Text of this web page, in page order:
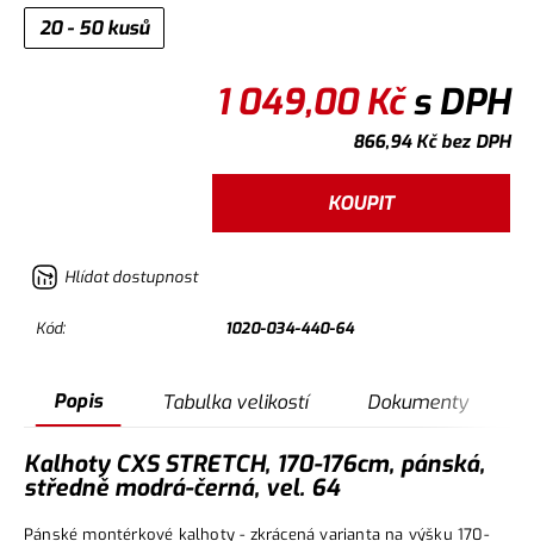
20 - 50 kusů
1 049,00Kčs DPH
866,94Kčbez DPH
KOUPIT
Hlídat dostupnost
Kód: 1020-034-440-64
Popis Tabulka velikostí Dokumenty
Kalhoty CXS STRETCH, 170-176cm, pánská,
středně modrá-černá, vel. 64
Pánské montérkové kalhoty - zkrácená varianta na výšku 170-